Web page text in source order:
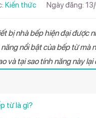
TIN TỨC
Có nên
13/01/2026
Điều hòa một
DHV09I Inverter
Máy lọc nước
888
Cây nước nóng
Livotec LD206
Bếp từ đôi
555V
Bình nước
LWH-I20B26
bếp
lạnh
Kiến thức Ngày đăng:
bị nhà bếp hiện đại được
nổi bật của bếp từ mà
và tại sao tính năng này
từ là gì?